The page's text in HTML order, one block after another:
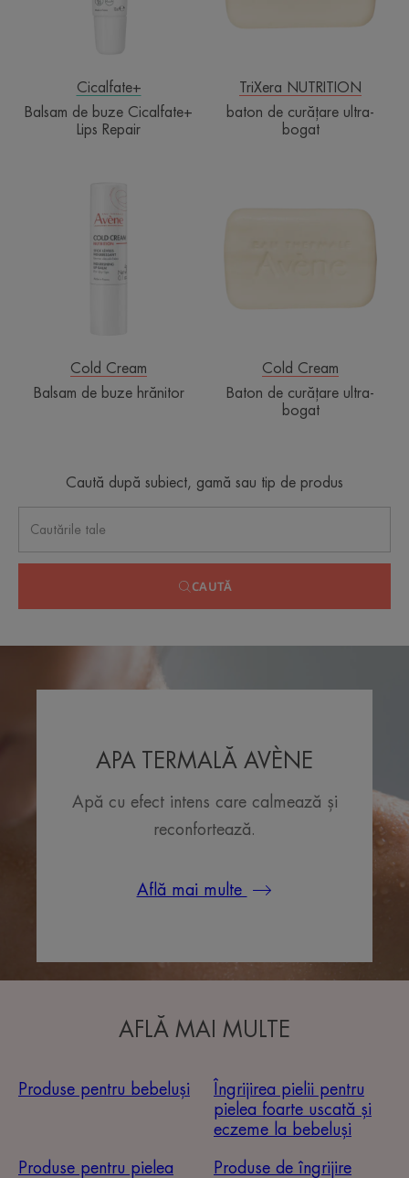
Cicalfate+
Balsam de buze Cicalfate+
Lips Repair
TriXera NUTRITION
baton de curățare ultra-
bogat
buze
hrănitor
Cold Cream
Balsam de buze hrănitor
Cold Cream
Baton de curățare ultra-
bogat
Caută după subiect, gamă sau tip de produs
CAUTĂ
APA TERMALĂ AVÈNE
Apă cu efect intens care calmează și
reconfortează.
Află mai multe
AFLĂ MAI MULTE
Produse pentru bebeluși
Îngrijirea pielii pentru
pielea foarte uscată și
eczeme la bebeluși
Produse pentru pielea
Produse de îngrijire